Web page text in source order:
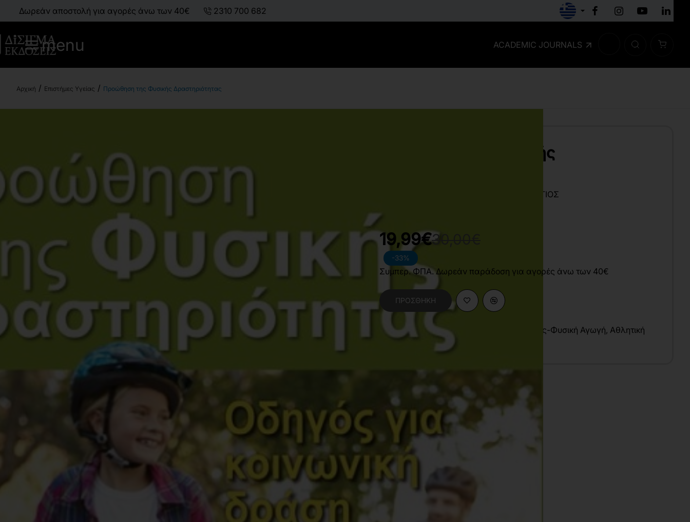
Δωρεάν αποστολή για αγορές άνω των 40€ 2310 700 682
menu ACADEMIC JOURNALS
Επιστήμες Υγείας Προώθηση της Φυσικής Δραστηριότητας
Προώθηση της Φυσικής
ΤΖΈΤΖΗΣ ΓΕΏΡΓΙΟΣ
-33%
19,99€30,00€
Συμπερ. ΦΠΑ. Δωρεάν παράδοση για αγορές άνω των 40€
ΠΡΟΣΘΉΚΗ
Κατηγορίες: Επιστήμες Υγείας Αθλητισμός-Φυσική Αγωγή, Αθλητική
Γλώσσα
Ελληνικά
Διαστάσεις
21x29 cm
Εσωτερικό Βιβλίου
Δίχρωμο
Έτος Έκδοσης
Κωδικός Ευδόξου